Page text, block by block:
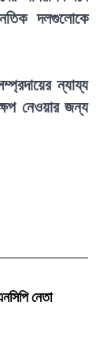
দলগুলোকে
ন্যায্য
নেওয়ার জন্য
নেতা